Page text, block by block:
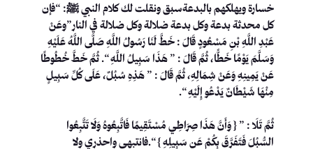
خسارة ويهلكهم بالبدعةسبق ونقلت لك كلام النبي ﷺ: “فإن
كل محدثة بدعة وكل بدعة ضلالة وكل ضلالة في النار”وعَنْ
عَبْدِ اللَّهِ بْنِ مَسْعُودٍ قَالَ : خَطَّ لَنَا رَسُولُ اللَّهِ صَلَّى اللَّهُ عَلَيْهِ
وَسَلَّمَ يَوْمًا خَطًّا، ثُمَّ قَالَ : ” هَذَا سَبِيلُ اللَّهِ “. ثُمَّ خَطَّ خُطُوطًا
عَنْ يَمِينِهِ وَعَنْ شِمَالِهِ، ثُمَّ قَالَ : ” هَذِهِ سُبُلٌ، عَلَى كُلِّ سَبِيلٍ
مِنْهَا شَيْطَانٌ يَدْعُو إِلَيْهِ “.
ثُمَّ تَلَا : ” { وَأَنَّ هَذَا صِرَاطِي مُسْتَقِيمًا فَاتَّبِعُوهُ وَلَا تَتَّبِعُوا
السُّبُلَ فَتَفَرَّقَ بِكُمْ عَن سَبِيلِهِ } “.فانتبهي واحذري ولا